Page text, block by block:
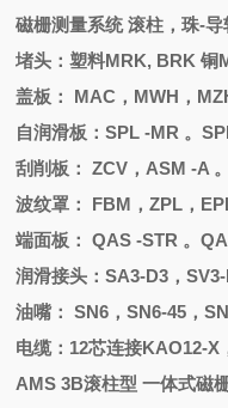
磁栅测量系统 滚柱，珠-导
堵头 ：塑料MRK, BRK 铜
盖板：
MAC，MWH，
自润滑板：SPL -MR 。
刮削板：
ZCV，ASM -A
波纹罩：
FBM，ZPL，
端面板：
QAS -STR 。
润滑接头：SA3-D3，SV3-
油嘴：
SN6，SN6-45，
电缆： 12芯连接KAO12-X
AMS 3B滚柱型 一体式磁